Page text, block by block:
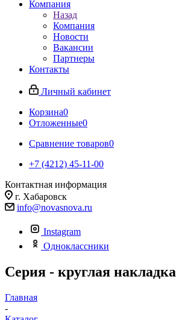
Компания
Назад
Компания
Новости
Вакансии
Партнеры
Контакты
Личный кабинет
Корзина0
Отложенные0
Сравнение товаров0
+7 (4212) 45-11-00
Контактная информация
г. Хабаровск
info@novasnova.ru
Instagram
Одноклассники
Серия - круглая накладка
Главная
-